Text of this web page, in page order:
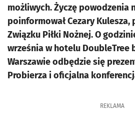
możliwych. Życzę powodzenia
poinformował Cezary Kulesza,
Związku Piłki Nożnej. O
września w hotelu DoubleTree
Warszawie odbędzie się
Probierza i oficjalna
REKLAMA